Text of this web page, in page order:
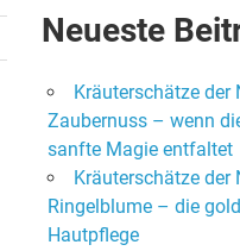
Neueste
Kräuterschätze der
Zaubernuss – wenn
sanfte Magie entfaltet
Kräuterschätze der
Ringelblume – die
Hautpflege